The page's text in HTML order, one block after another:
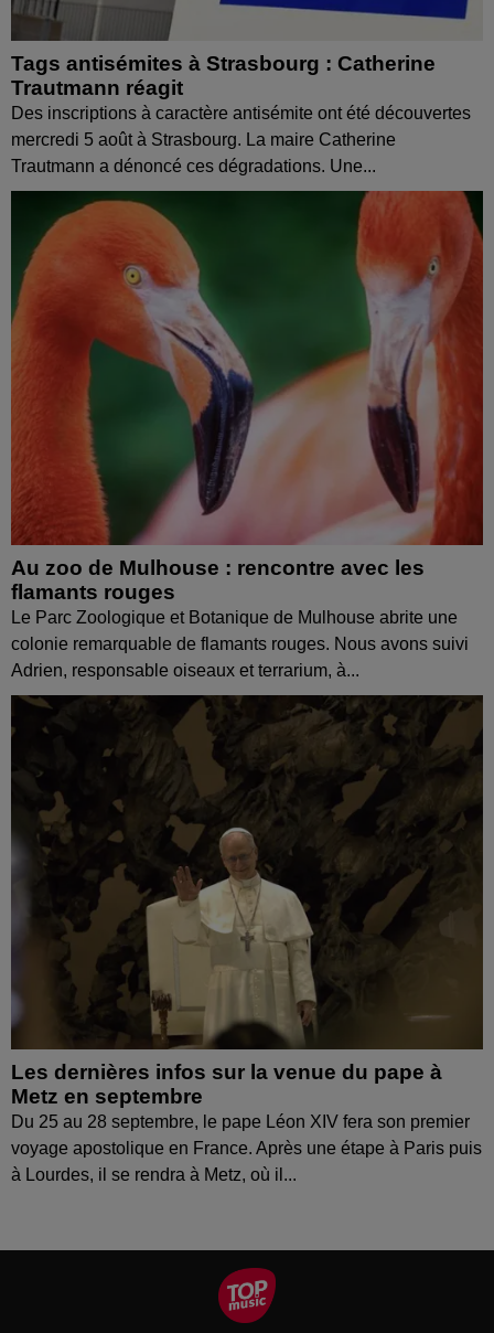
Tags antisémites à Strasbourg : Catherine
Trautmann réagit
Des inscriptions à caractère antisémite ont été découvertes
mercredi 5 août à Strasbourg. La maire Catherine
Trautmann a dénoncé ces dégradations. Une...
Au zoo de Mulhouse : rencontre avec les
flamants rouges
Le Parc Zoologique et Botanique de Mulhouse abrite une
colonie remarquable de flamants rouges. Nous avons suivi
Adrien, responsable oiseaux et terrarium, à...
Les dernières infos sur la venue du pape à
Metz en septembre
Du 25 au 28 septembre, le pape Léon XIV fera son premier
voyage apostolique en France. Après une étape à Paris puis
à Lourdes, il se rendra à Metz, où il...